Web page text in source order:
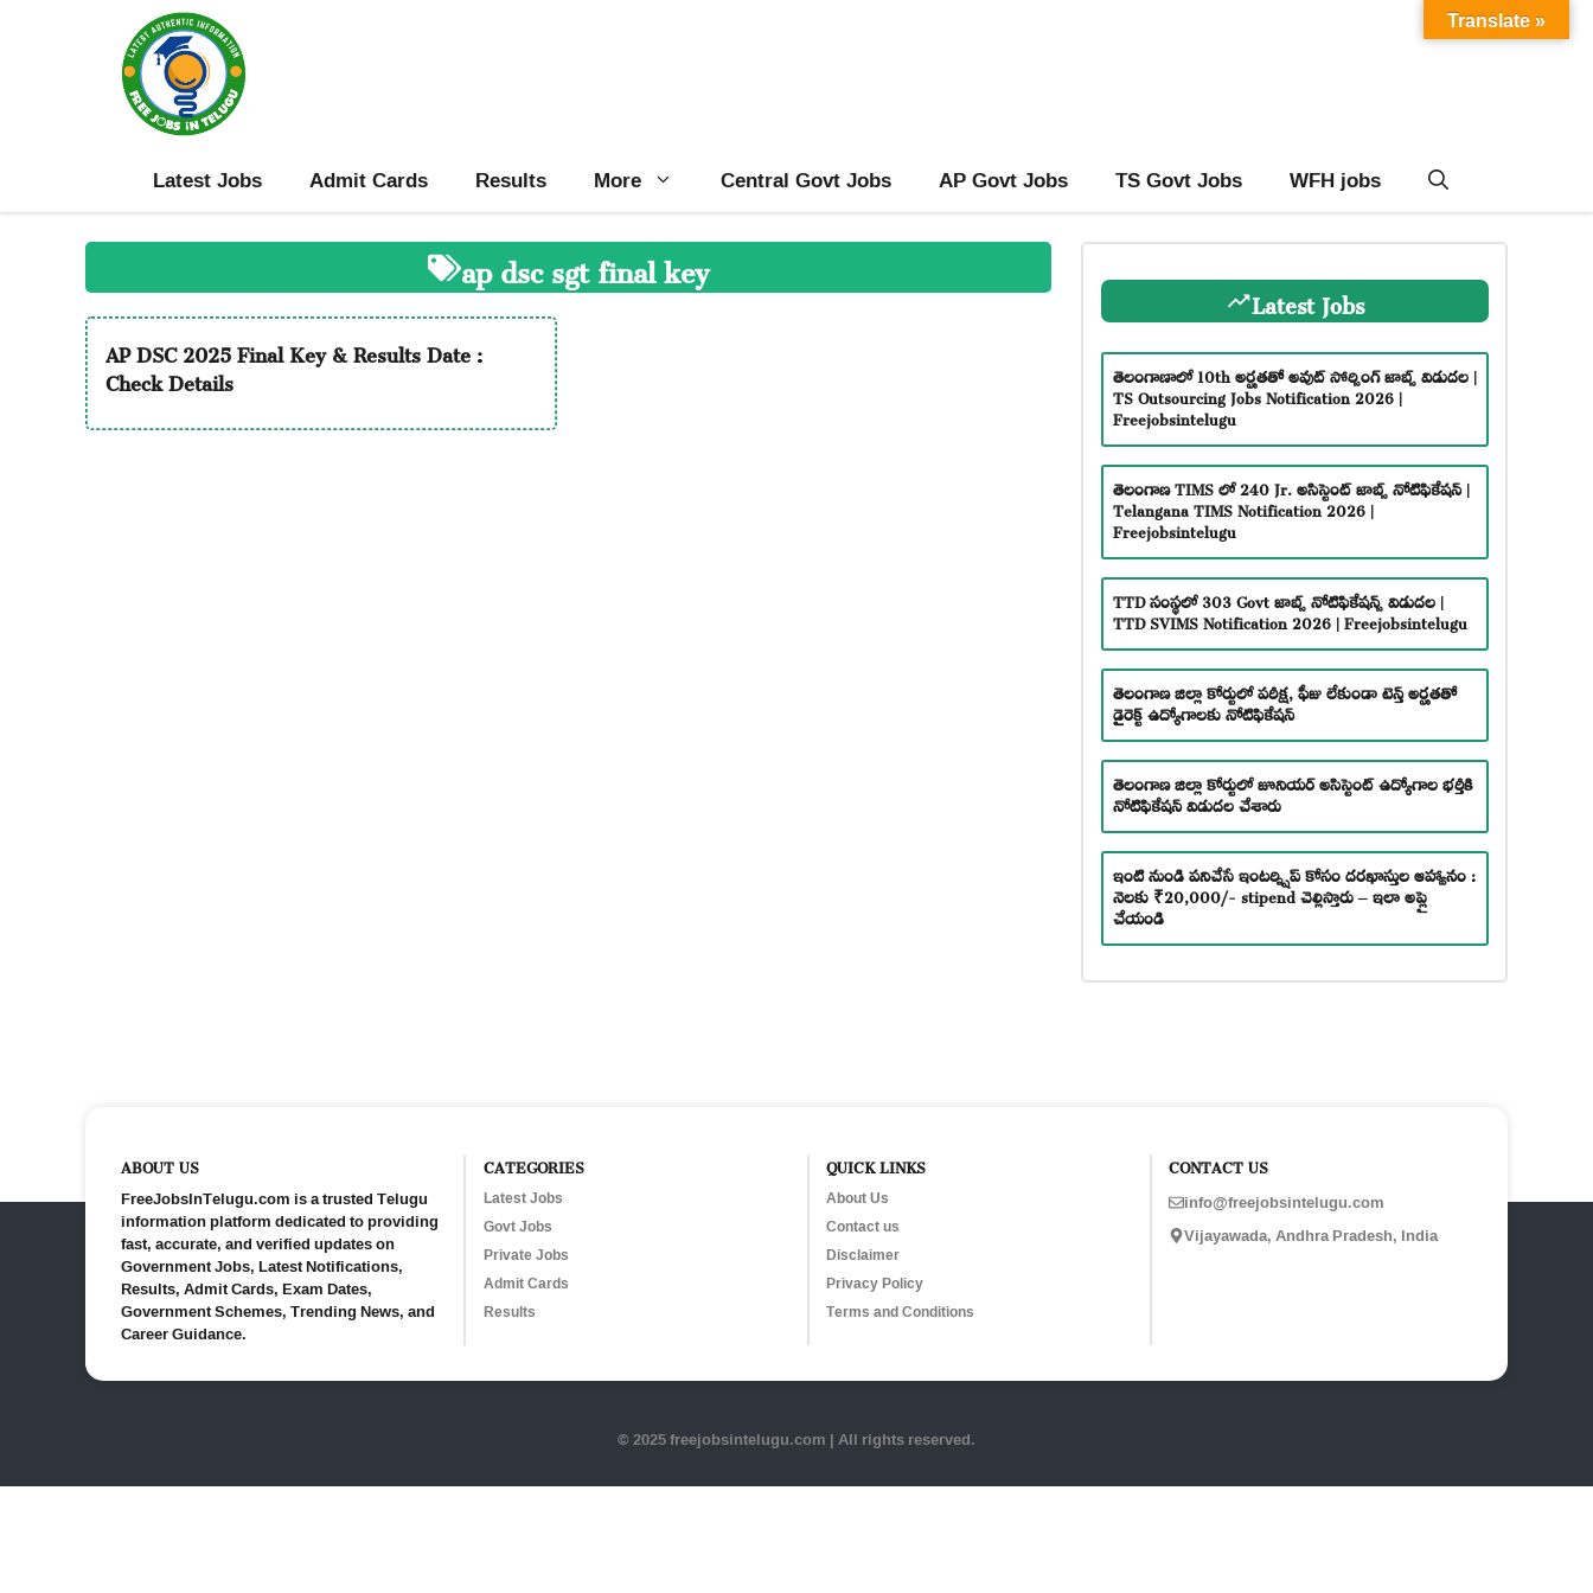
Latest Jobs Admit Cards Results More Central Govt Jobs AP Govt Jobs TS Govt Jobs WFH jobs
ap dsc sgt final key
AP DSC 2025 Final Key & Results Date :
Check Details
Latest Jobs
తెలంగాణాలో 10th అర్హతతో అవుట్ సోర్సింగ్ జాబ్స్ విడుదల |
TS Outsourcing Jobs Notification 2026 |
Freejobsintelugu
తెలంగాణ TIMS లో 240 Jr. అసిస్టెంట్ జాబ్స్ నోటిఫికేషన్ |
Telangana TIMS Notification 2026 |
Freejobsintelugu
TTD సంస్థలో 303 Govt జాబ్స్ నోటిఫికేషన్స్ విడుదల |
TTD SVIMS Notification 2026 | Freejobsintelugu
తెలంగాణ జిల్లా కోర్టులో పరీక్ష, ఫీజు లేకుండా టెన్త్ అర్హతతో
డైరెక్ట్ ఉద్యోగాలకు నోటిఫికేషన్
తెలంగాణ జిల్లా కోర్టులో జూనియర్ అసిస్టెంట్ ఉద్యోగాల భర్తీకి
నోటిఫికేషన్ విడుదల చేశారు
ఇంటి నుండి పనిచేసే ఇంటర్న్షిప్ కోసం దరఖాస్తుల ఆహ్వానం :
నెలకు ₹20,000/- stipend చెల్లిస్తారు – ఇలా అప్లై
చేయండి
ABOUT US
FreeJobsInTelugu.com is a trusted Telugu
information platform dedicated to providing
fast, accurate, and verified updates on
Government Jobs, Latest Notifications,
Results, Admit Cards, Exam Dates,
Government Schemes, Trending News, and
Career Guidance.
CATEGORIES
Latest Jobs
Govt Jobs
Private Jobs
Admit Cards
Results
QUICK LINKS
About Us
Contact us
Disclaimer
Privacy Policy
Terms and Conditions
CONTACT US
info@freejobsintelugu.com
Vijayawada, Andhra Pradesh, India
© 2025 freejobsintelugu.com | All rights reserved.
Translate »